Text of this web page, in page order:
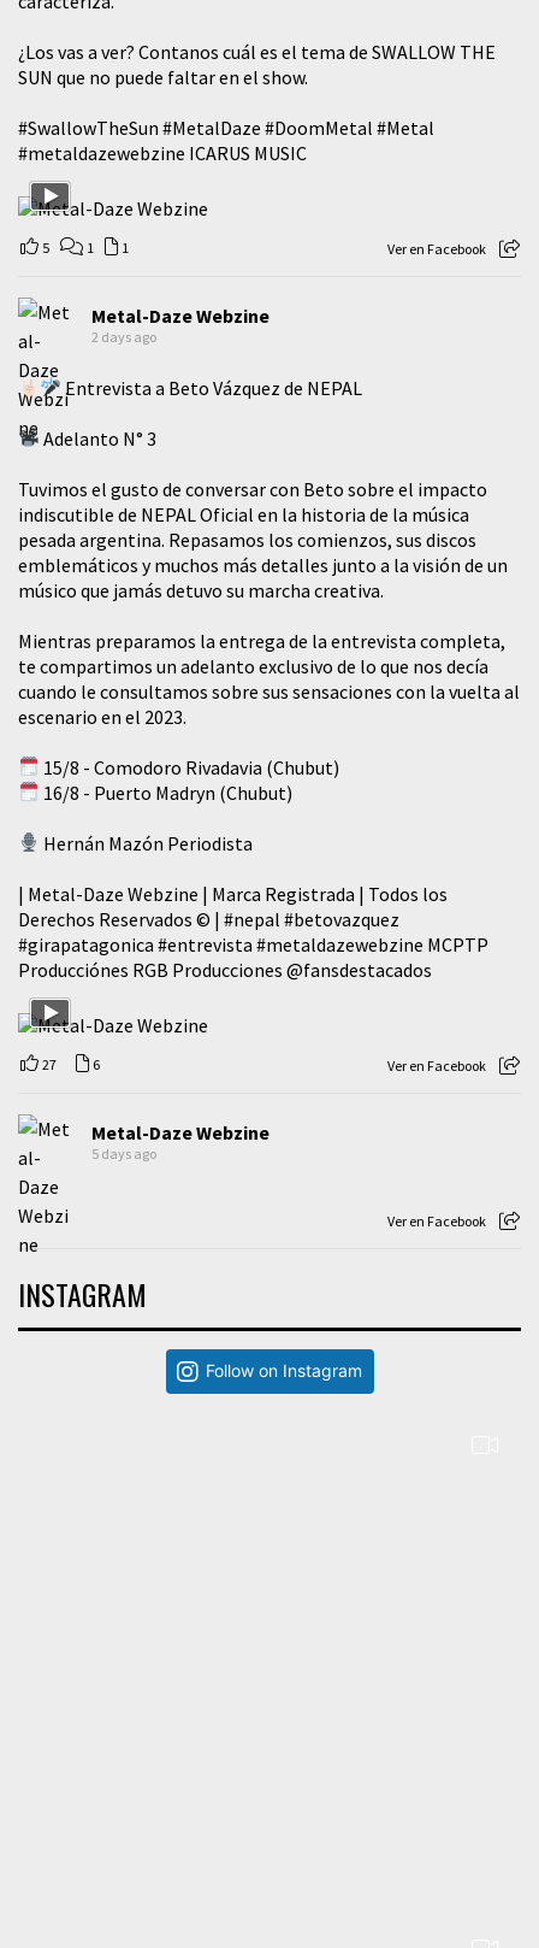
¿Los vas a ver? Contanos cuál es el tema de SWALLOW THE
SUN que no puede faltar en el show.
#SwallowTheSun #MetalDaze #DoomMetal #Metal
#metaldazewebzine ICARUS MUSIC
5 1 1 Ver en Facebook
Metal-Daze Webzine
2 days ago
Entrevista a Beto Vázquez de NEPAL
Adelanto N° 3
Tuvimos el gusto de conversar con Beto sobre el impacto
indiscutible de NEPAL Oficial en la historia de la música
pesada argentina. Repasamos los comienzos, sus discos
emblemáticos y muchos más detalles junto a la visión de un
músico que jamás detuvo su marcha creativa.
Mientras preparamos la entrega de la entrevista completa,
te compartimos un adelanto exclusivo de lo que nos decía
cuando le consultamos sobre sus sensaciones con la vuelta al
escenario en el 2023.
15/8 - Comodoro Rivadavia (Chubut)
16/8 - Puerto Madryn (Chubut)
Hernán Mazón Periodista
| Metal-Daze Webzine | Marca Registrada | Todos los
Derechos Reservados © | #nepal #betovazquez
#girapatagonica #entrevista #metaldazewebzine MCPTP
Producciónes RGB Producciones @fansdestacados
27 6 Ver en Facebook
Metal-Daze Webzine
5 days ago
Ver en Facebook
INSTAGRAM
Follow on Instagram